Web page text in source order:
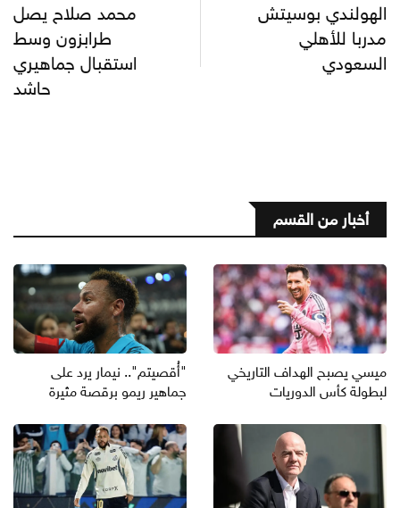
الهولندي بوسيتش
مدربا للأهلي
السعودي
محمد صلاح يصل
طرابزون وسط
استقبال جماهيري
حاشد
أخبار من القسم
ميسي يصبح الهداف التاريخي
لبطولة كأس الدوريات
"أُقصيتم".. نيمار يرد على
جماهير ريمو برقصة مثيرة